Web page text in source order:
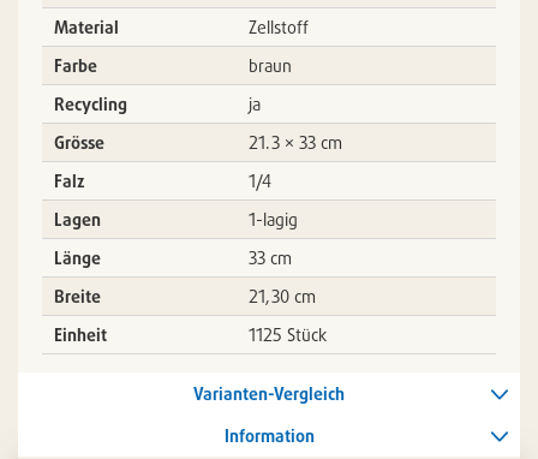
Material
Zellstoff
Farbe
braun
Recycling
ja
Grösse
21.3 × 33 cm
Falz
1/4
Lagen
1-lagig
Länge
33 cm
Breite
21,30 cm
Einheit
1125 Stück
Varianten-Vergleich
Information